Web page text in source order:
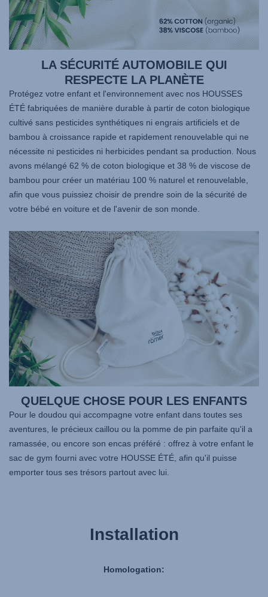
LA SÉCURITÉ AUTOMOBILE QUI
RESPECTE LA PLANÈTE
Protégez votre enfant et l'environnement avec nos HOUSSES
ÉTÉ fabriquées de manière durable à partir de coton biologique
cultivé sans pesticides synthétiques ni engrais artificiels et de
bambou à croissance rapide et rapidement renouvelable qui ne
nécessite ni pesticides ni herbicides pendant sa production. Nous
avons mélangé 62 % de coton biologique et 38 % de viscose de
bambou pour créer un matériau 100 % naturel et renouvelable,
afin que vous puissiez choisir de prendre soin de la sécurité de
votre bébé en voiture et de l'avenir de son monde.
QUELQUE CHOSE POUR LES ENFANTS
Pour le doudou qui accompagne votre enfant dans toutes ses
aventures, le précieux caillou ou la pomme de pin parfaite qu'il a
ramassée, ou encore son encas préféré : offrez à votre enfant le
sac de gym fourni avec votre HOUSSE ÉTÉ, afin qu'il puisse
emporter tous ses trésors partout avec lui.
Installation
Homologation: